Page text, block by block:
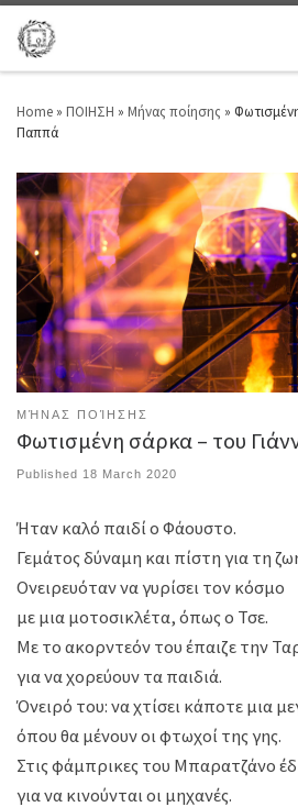
Home » ΠΟΙΗΣΗ » Μήνας ποίησης »
Παππά
ΜΉΝΑΣ ΠΟΊΗΣΗΣ
Φωτισμένη σάρκα – του
Published 18 March 2020
Ήταν καλό παιδί ο Φάουστο.
Γεμάτος δύναμη και πίστη για τη
Ονειρευόταν να γυρίσει τον κόσμο
με μια μοτοσικλέτα, όπως ο Τσε.
Με το ακορντεόν του έπαιζε την
για να χορεύουν τα παιδιά.
Όνειρό του: να χτίσει κάποτε μια
όπου θα μένουν οι φτωχοί της γης.
Στις φάμπρικες του Μπαρατζάνο
για να κινούνται οι μηχανές.